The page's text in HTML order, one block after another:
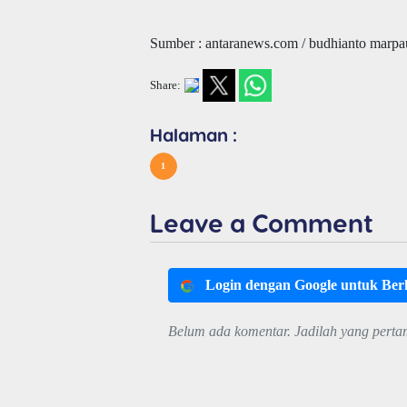
Sumber : antaranews.com / budhianto
Share:
Halaman :
1
Leave a Comment
Login dengan Google untuk
Belum ada komentar. Jadilah yang